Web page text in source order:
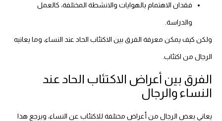
فقدان الاهتمام بالهوايات والانشطة المختلفة، كالعمل
والدراسة.
ولكن كيف يمكن معرفة الفرق بين الاكتئاب الحاد عند النساء، وما يعانيه
الرجال من اكتئاب.
الفرق بين أعراض الاكتئاب الحاد عند
النساء والرجال
يعاني بعض الرجال من أعراض مختلفة للاكتئاب عن النساء، ويرجع هذا